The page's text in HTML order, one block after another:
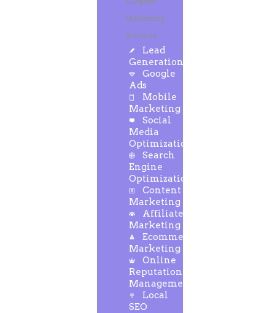
Marketing
Services
Lead
Generation
Google
Ads
Mobile
Marketing
Social
Media
Optimization
Search
Engine
Optimization
Content
Marketing
Affiliate
Marketing
Ecommerce
Marketing
Online
Reputation
Management
Local
SEO